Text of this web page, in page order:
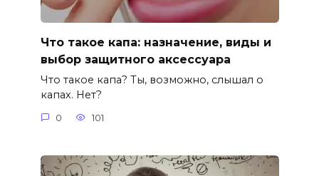
Что такое капа: назначение, виды и
выбор защитного аксессуара
Что такое капа? Ты, возможно, слышал о
капах. Нет?
0 101